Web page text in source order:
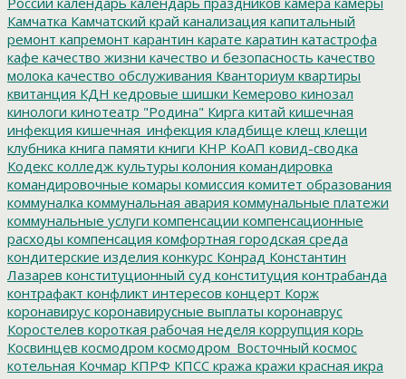
Камчатка Камчатский край канализация капитальный
ремонт капремонт карантин карате каратин катастрофа
кафе качество жизни качество и безопасность качество
молока качество обслуживания Кванториум квартиры
квитанция КДН кедровые шишки Кемерово кинозал
кинологи кинотеатр "Родина" Кирга китай кишечная
инфекция кишечная_инфекция кладбище клещ клещи
клубника книга памяти книги КНР КоАП ковид-сводка
Кодекс колледж культуры колония командировка
командировочные комары комиссия комитет образования
коммуналка коммунальная авария коммунальные платежи
коммунальные услуги компенсации компенсационные
расходы компенсация комфортная городская среда
кондитерские изделия конкурс Конрад Константин
Лазарев конституционный суд конституция контрабанда
контрафакт конфликт интересов концерт Корж
коронавирус коронавирусные выплаты коронаврус
Коростелев короткая рабочая неделя коррупция корь
Косвинцев космодром космодром_Восточный космос
котельная Кочмар КПРФ КПСС кража кражи красная икра